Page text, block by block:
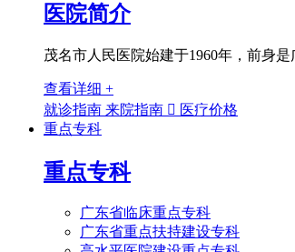
医院简介
茂名市人民医院始建于1960年，前身
查看详细 +
就诊指南 来院指南  医疗价格
重点专科
重点专科
广东省临床重点专科
广东省重点扶持建设专科